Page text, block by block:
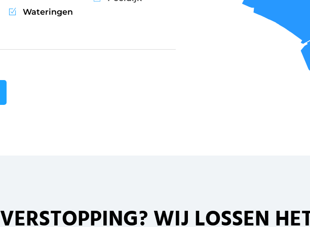
Wateringen
VERSTOPPING? WIJ LOSSEN